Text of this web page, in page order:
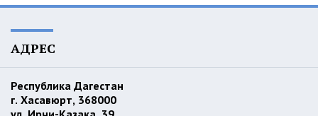
АДРЕС
Республика Дагестан
г. Хасавюрт, 368000